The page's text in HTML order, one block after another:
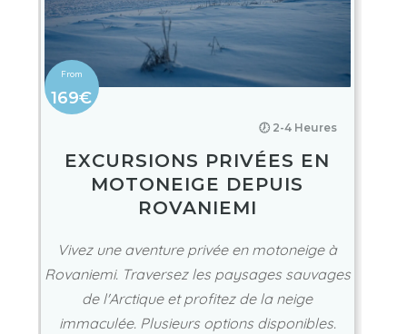
169€
🕖 2-4 Heures
EXCURSIONS PRIVÉES EN
MOTONEIGE DEPUIS
ROVANIEMI
Vivez une aventure privée en motoneige à
Rovaniemi. Traversez les paysages sauvages
de l'Arctique et profitez de la neige
immaculée. Plusieurs options disponibles.